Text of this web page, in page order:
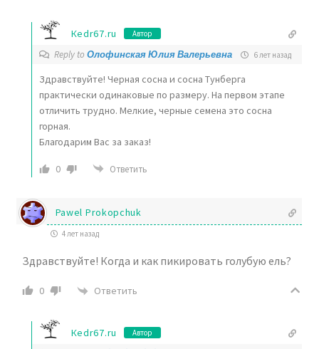
Кedr67.ru Автор
Reply to Олофинская Юлия Валерьевна 6 лет назад
Здравствуйте! Черная сосна и сосна Тунберга
практически одинаковые по размеру. На первом этапе
отличить трудно. Мелкие, черные семена это сосна
горная.
Благодарим Вас за заказ!
0 Ответить
Pawel Prokopchuk
4 лет назад
Здравствуйте! Когда и как пикировать голубую ель?
0 Ответить
Кedr67.ru Автор